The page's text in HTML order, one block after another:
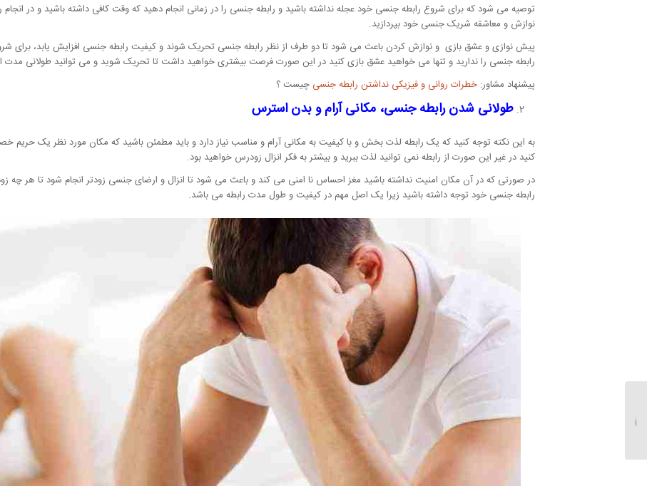
توصیه می شود که برای شروع رابطه جنسی خود عجله نداشته باشید و رابطه جنسی را در زمانی انجام دهید که وقت کافی داشته باشید و در
نوازش و معاشقه شریک جنسی خود بپردازید.
پیش نوازی و عشق بازی و نوازش کردن باعث می شود تا دو طرف از نظر رابطه جنسی تحریک شوند و کیفیت رابطه جنسی افزایش یابد، برای
رابطه جنسی را ندارید و تنها می خواهید عشق بازی کنید در این صورت فرصت بیشتری خواهید داشت تا تحریک شوید و می توانید طولانی مدت
پیشنهاد مشاور: خطرات روانی و فیزیکی نداشتن رابطه جنسی چیست ؟
طولانی شدن رابطه جنسی، مکانی آرام و بدن استرس
به این نکته توجه کنید که یک رابطه لذت بخش و با کیفیت به مکانی آرام و مناسب نیاز دارد و باید مطمئن باشید که مکان مورد نظر یک
کنید در غیر این صورت از رابطه نمی توانید لذت ببرید و بیشتر به فکر انزال زودرس خواهید بود.
در صورتی که در آن مکان امنیت نداشته باشید مغز احساس نا امنی می کند و باعث می شود تا انزال و ارضای جنسی زودتر انجام شود تا هر چه
رابطه جنسی خود توجه داشته باشید زیرا یک اصل مهم در کیفیت و طول مدت رابطه می باشد.
جرات مندی چیست